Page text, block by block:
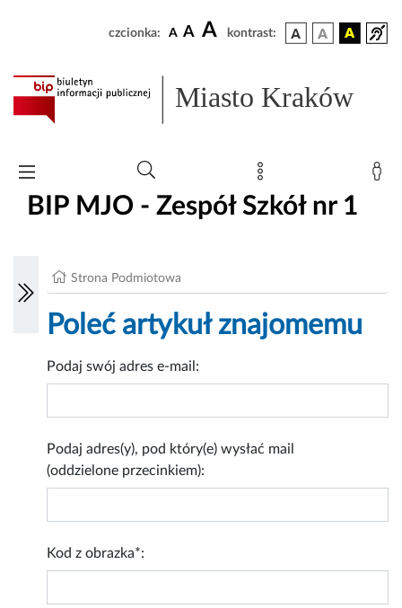
czcionka: A A A kontrast:
Miasto Kraków
BIP MJO - Zespół Szkół nr 1
Strona Podmiotowa
Poleć artykuł znajomemu
Podaj swój adres e-mail:
Podaj adres(y), pod który(e) wysłać mail
(oddzielone przecinkiem):
Kod z obrazka*: